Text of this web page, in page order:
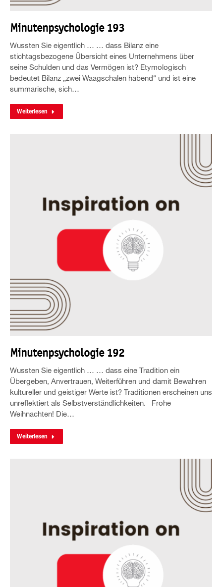
Minutenpsychologie 193
Wussten Sie eigentlich … … dass Bilanz eine
stichtagsbezogene Übersicht eines Unternehmens über
seine Schulden und das Vermögen ist? Etymologisch
bedeutet Bilanz „zwei Waagschalen habend“ und ist eine
summarische, sich…
Weiterlesen
Minutenpsychologie 192
Wussten Sie eigentlich … … dass eine Tradition ein
Übergeben, Anvertrauen, Weiterführen und damit Bewahren
kultureller und geistiger Werte ist? Traditionen erscheinen uns
unreflektiert als Selbstverständlichkeiten. Frohe
Weihnachten! Die…
Weiterlesen